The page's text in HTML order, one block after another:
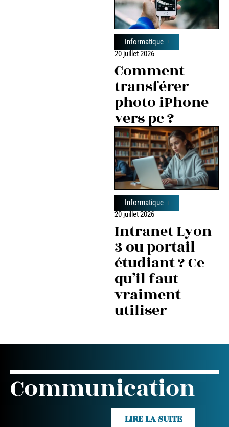
Informatique
20 juillet 2026
Comment
transférer
photo iPhone
vers pc ?
Informatique
20 juillet 2026
Intranet Lyon
3 ou portail
étudiant ? Ce
qu’il faut
vraiment
utiliser
Communication
LIRE LA SUITE